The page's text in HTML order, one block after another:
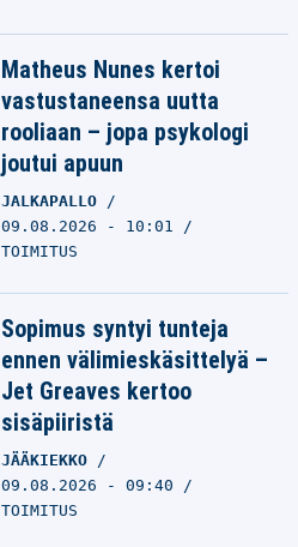
Matheus Nunes kertoi
vastustaneensa uutta
rooliaan – jopa psykologi
joutui apuun
JALKAPALLO
09.08.2026 - 10:01
TOIMITUS
Sopimus syntyi tunteja
ennen välimieskäsittelyä –
Jet Greaves kertoo
sisäpiiristä
JÄÄKIEKKO
09.08.2026 - 09:40
TOIMITUS